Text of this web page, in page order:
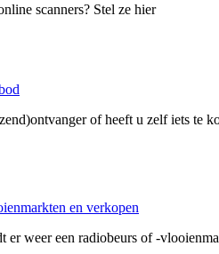
scanners? Stel ze hier
of heeft u zelf iets te
en verkopen
er weer een radiobeurs of -